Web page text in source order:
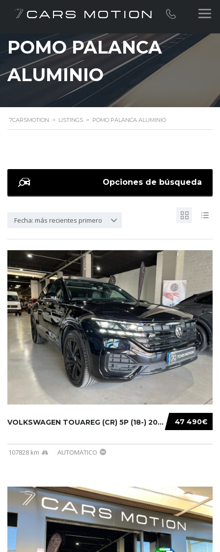
POMO PALANCA
ALUMINIO
7CARSMOTION > LISTINGS > POMO PALANCA ALUMINIO
Opciones de búsqueda
Fecha: más recientes primero
47 490€
VOLKSWAGEN TOUAREG (CR) 5P (18-) 2021...
107828 km AUTOMATICO